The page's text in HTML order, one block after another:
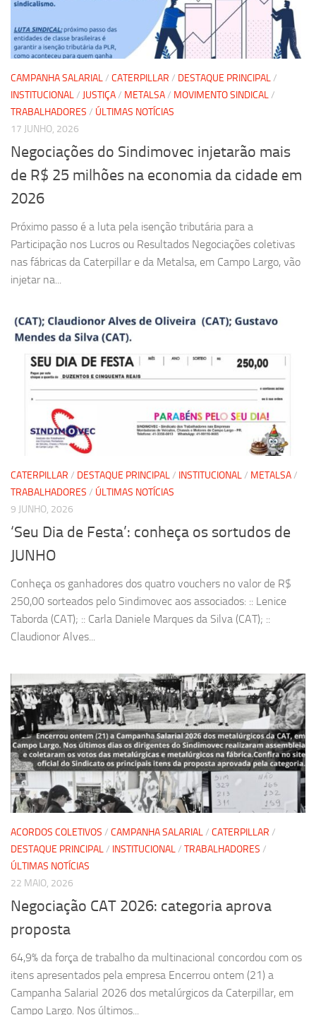
CAMPANHA SALARIAL/ CATERPILLAR / DESTAQUE PRINCIPAL/
INSTITUCIONAL/ JUSTIÇA/ METALSA/ MOVIMENTO SINDICAL/
TRABALHADORES / ÚLTIMAS NOTÍCIAS
17 JUNHO, 2026
Negociações do Sindimovec injetarão mais
de R$ 25 milhões na economia da cidade em
2026
Próximo passo é a luta pela isenção tributária para a
Participação nos Lucros ou Resultados Negociações coletivas
nas fábricas da Caterpillar e da Metalsa, em Campo Largo, vão
injetar na...
CATERPILLAR / DESTAQUE PRINCIPAL/ INSTITUCIONAL/ METALSA/
TRABALHADORES / ÚLTIMAS NOTÍCIAS
9 JUNHO, 2026
‘Seu Dia de Festa’: conheça os sortudos de
JUNHO
Conheça os ganhadores dos quatro vouchers no valor de R$
250,00 sorteados pelo Sindimovec aos associados: :: Lenice
Taborda (CAT); :: Carla Daniele Marques da Silva (CAT); ::
Claudionor Alves...
ACORDOS COLETIVOS / CAMPANHA SALARIAL/ CATERPILLAR /
DESTAQUE PRINCIPAL/ INSTITUCIONAL/ TRABALHADORES /
ÚLTIMAS NOTÍCIAS
22 MAIO, 2026
Negociação CAT 2026: categoria aprova
proposta
64,9% da força de trabalho da multinacional concordou com os
itens apresentados pela empresa Encerrou ontem (21) a
Campanha Salarial 2026 dos metalúrgicos da Caterpillar, em
Campo Largo. Nos últimos...